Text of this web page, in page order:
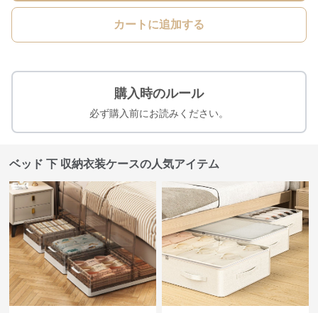
カートに追加する
購入時のルール
必ず購入前にお読みください。
ベッド 下 収納衣装ケースの人気アイテム